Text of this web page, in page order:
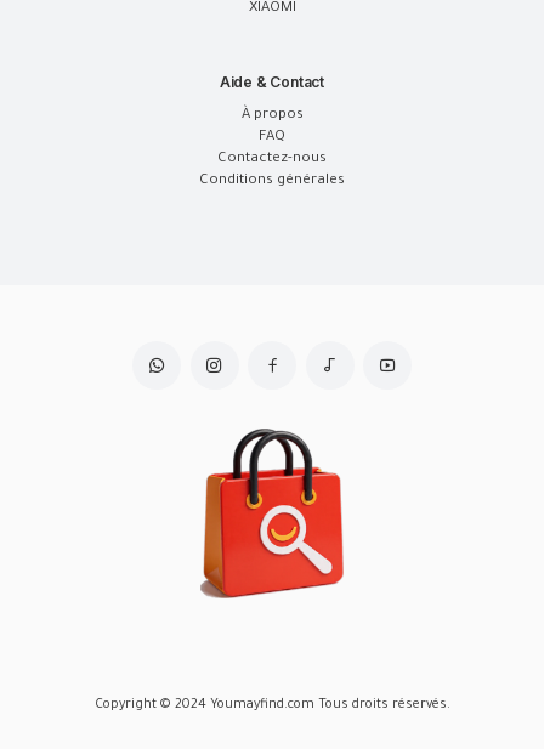
XIAOMI
Aide & Contact
À propos
FAQ
Contactez-nous
Conditions générales
Copyright © 2024 Youmayfind.com Tous droits réservés.